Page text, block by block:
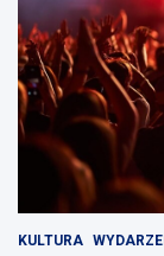
KULTURA